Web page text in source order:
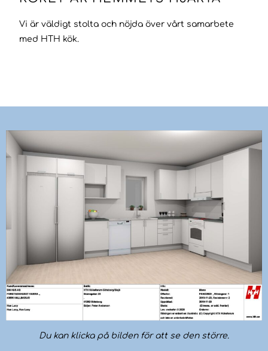
Vi är väldigt stolta och nöjda över vårt samarbete
med HTH kök.
Du kan klicka på bilden för att se den större.